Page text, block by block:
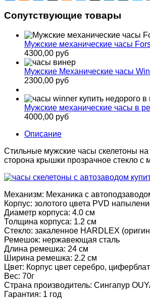
Сопутствующие товары
Мужские механические часы
4300,00 руб
Мужские Механические часы
2300,00 руб
Мужские механические часы в
4000,00 руб
Описание
Стильные мужские часы скелетоны
сторона крышки прозрачное стекло с
Механизм: Механика с
Корпус: золотого цвета PVD
Диаметр корпуса: 4.0 см
Толщина корпуса: 1.2 см
Стекло: закаленное HARDLEX
Ремешок: нержавеющая сталь
Длина ремешка: 24 см
Ширина ремешка: 2.2 см
Цвет: Корпус цвет серебро,
Вес: 70г
Страна производитель: Сингапур
Гарантия: 1 год